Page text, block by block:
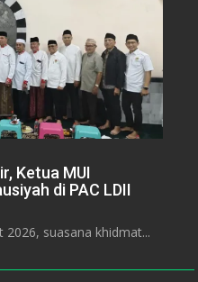
Ketua MUI
di PAC LDII
suasana khidmat...